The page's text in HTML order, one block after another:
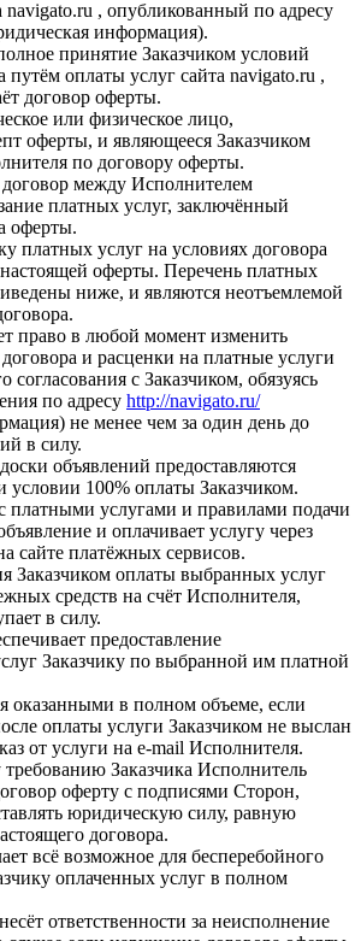
navigato.ru , опубликованный по адресу
информация).
принятие Заказчиком условий
путём оплаты услуг сайта navigato.ru ,
договор оферты.
или физическое лицо,
оферты, и являющееся Заказчиком
по договору оферты.
между Исполнителем
платных услуг, заключённый
оферты.
платных услуг на условиях договора
оферты. Перечень платных
ниже, и являются неотъемлемой
право в любой момент изменить
и расценки на платные услуги
согласования с Заказчиком, обязуясь
по адресу http://navigato.ru/
не менее чем за один день до
в силу.
объявлений предоставляются
условии 100% оплаты Заказчиком.
платными услугами и правилами подачи
и оплачивает услугу через
сайте платёжных сервисов.
Заказчиком оплаты выбранных услуг
средств на счёт Исполнителя,
в силу.
предоставление
Заказчику по выбранной им платной
оказанными в полном объеме, если
оплаты услуги Заказчиком не выслан
от услуги на e-mail Исполнителя.
Заказчика Исполнитель
оферту с подписями Сторон,
юридическую силу, равную
договора.
всё возможное для бесперебойного
оплаченных услуг в полном
ответственности за неисполнение